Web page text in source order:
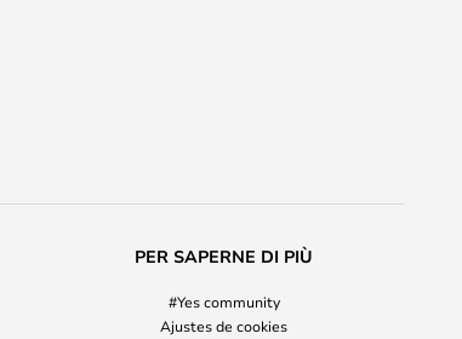
PER SAPERNE DI PIÙ
#Yes community
Ajustes de cookies